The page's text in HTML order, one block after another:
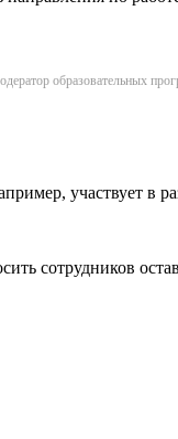
образовательных
участвует в
сотрудников